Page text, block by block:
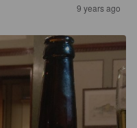
9 years ago